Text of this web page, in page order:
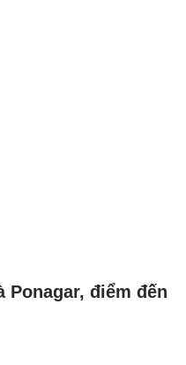
Ponagar, điểm đến